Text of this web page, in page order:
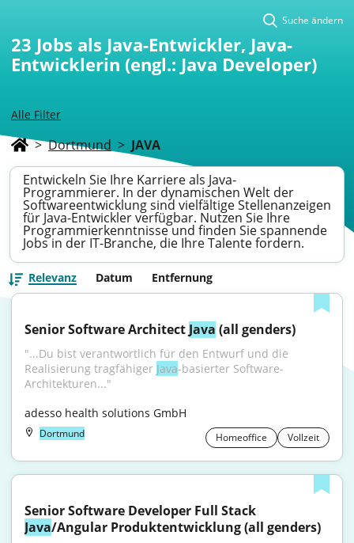
Alle Filter
Suche ändern
23 Jobs als Java-Entwickler, Java-
Entwicklerin (engl.: Java Developer)
> Dortmund > JAVA
Entwickeln Sie Ihre Karriere als Java-
Programmierer. In der dynamischen Welt der
Softwareentwicklung sind vielfältige Stellenanzeigen
für Java-Entwickler verfügbar. Nutzen Sie Ihre
Programmierkenntnisse und finden Sie spannende
Jobs in der IT-Branche, die Ihre Talente fordern.
Relevanz Datum Entfernung
Senior Software Architect Java (all genders)
"...Du bist verantwortlich für den Entwurf und die
Realisierung tragfähiger Java-basierter Software-
Architekturen..."
adesso health solutions GmbH
Dortmund Homeoffice Vollzeit
Java/Angular Produktentwicklung (all genders)